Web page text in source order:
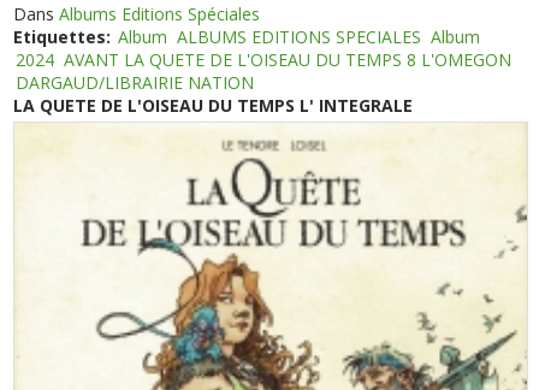
DansAlbums Editions Spéciales
Etiquettes: Album ALBUMS EDITIONS SPECIALES Album
2024 AVANT LA QUETE DE L'OISEAU DU TEMPS 8 L'OMEGON
DARGAUD/LIBRAIRIE NATION
LA QUETE DE L'OISEAU DU TEMPS L' INTEGRALE